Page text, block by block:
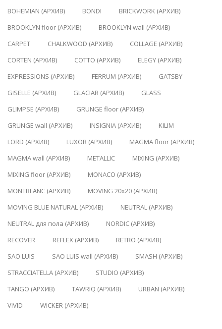
BOHEMIAN (АРХИВ)
BONDI
BRICKWORK (АРХИВ)
BROOKLYN floor (АРХИВ)
BROOKLYN wall (АРХИВ)
CARPET
CHALKWOOD (АРХИВ)
COLLAGE (АРХИВ)
CORTEN (АРХИВ)
COTTO (АРХИВ)
ELEGY (АРХИВ)
EXPRESSIONS (АРХИВ)
FERRUM (АРХИВ)
GATSBY
GISELLE (АРХИВ)
GLACIAR (АРХИВ)
GLASS
GLIMPSE (АРХИВ)
GRUNGE floor (АРХИВ)
GRUNGE wall (АРХИВ)
INSIGNIA (АРХИВ)
KILIM
LORD (АРХИВ)
LUXOR (АРХИВ)
MAGMA floor (АРХИВ)
MAGMA wall (АРХИВ)
METALLIC
MIXING (АРХИВ)
MIXING floor (АРХИВ)
MONACO (АРХИВ)
MONTBLANC (АРХИВ)
MOVING 20x20 (АРХИВ)
MOVING BLUE NATURAL (АРХИВ)
NEUTRAL (АРХИВ)
NEUTRAL для пола (АРХИВ)
NORDIC (АРХИВ)
RECOVER
REFLEX (АРХИВ)
RETRO (АРХИВ)
SAO LUIS
SAO LUIS wall (АРХИВ)
SMASH (АРХИВ)
STRACCIATELLA (АРХИВ)
STUDIO (АРХИВ)
TANGO (АРХИВ)
TAWRIQ (АРХИВ)
URBAN (АРХИВ)
VIVID
WICKER (АРХИВ)